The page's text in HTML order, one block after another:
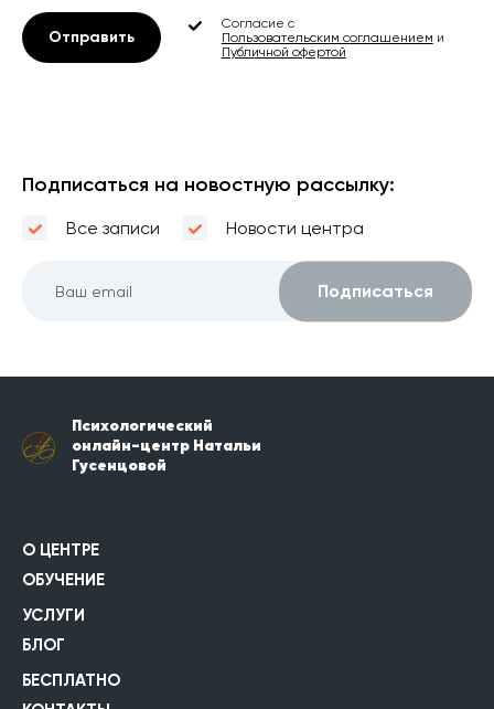
Отправить
Согласие с
Пользовательским соглашением и
Публичной офертой
Подписаться на новостную рассылку:
Все записи Новости центра
Психологический
онлайн-центр Натальи
Гусенцовой
О ЦЕНТРЕ
ОБУЧЕНИЕ
УСЛУГИ
БЛОГ
БЕСПЛАТНО